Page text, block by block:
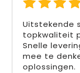
Uitstekende
topkwaliteit
Snelle
mee te
oplossingen.